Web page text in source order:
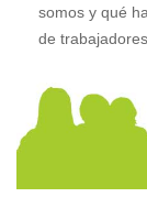
somos y qué
de trabajadores.